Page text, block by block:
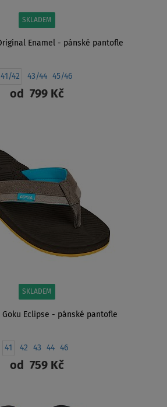
SKLADEM
Enamel - pánské pantofle
41/42 43/44 45/46
od 799 Kč
SKLADEM
Goku Eclipse - pánské pantofle
41 42 43 44 46
od 759 Kč